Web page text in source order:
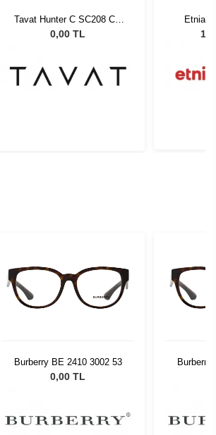
Tavat Hunter C SC208 Col
BTH-SO
0,00 TL
Etnia
Burberry BE 2410 3002 53
0,00 TL
Burberry